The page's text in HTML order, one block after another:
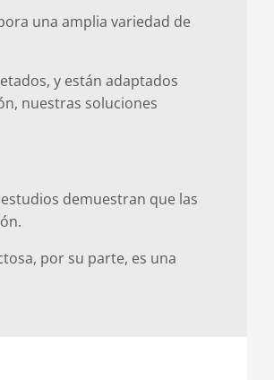
una amplia variedad de
y están adaptados
nuestras soluciones
demuestran que las
por su parte, es una